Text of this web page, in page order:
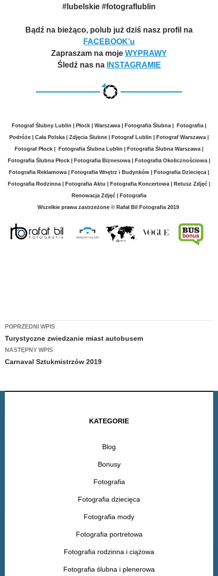
#lubelskie #fotograflublin
Bądź na bieżąco, polub już dziś nasz profil na
FACEBOOK’u
Zapraszam na moje WYPRAWY
Śledź nas na
INSTAGRAMIE
Fotograf Ślubny Lublin | Płock | Warszawa | Fotografia Ślubna | Fotografia |
Podróże | Cała Polska | Zdjęcia Ślubne | Fotograf Lublin | Fotograf Warszawa |
Fotograf Płock | Fotografia Ślubna Lublin | Fotografia Ślubna Warszawa |
Fotografia Ślubna Płock | Fotografia Biznesowa | Fotografia Okolicznościowa |
Fotografia Reklamowa | Fotografia Wnętrz i Budynków | Fotografia Dziecięca |
Fotografia Rodzinna | Fotografia Aktu | Fotografia Koncertowa | Retusz Zdjęć |
Renowacja Zdjęć | Fotografia
Wszelkie prawa zastrzeżone © Rafał Bil Fotografia 2019
Zobacz
wpisy
POPRZEDNI WPIS
Turystyczne zwiedzanie miast autobusem
NASTĘPNY WPIS
Carnaval Sztukmistrzów 2019
KATEGORIE
Blog
Bonusy
Fotografia
Fotografia dziecięca
Fotografia mody
Fotografia portretowa
Fotografia rodzinna i ciążowa
Fotografia ślubna i plenerowa